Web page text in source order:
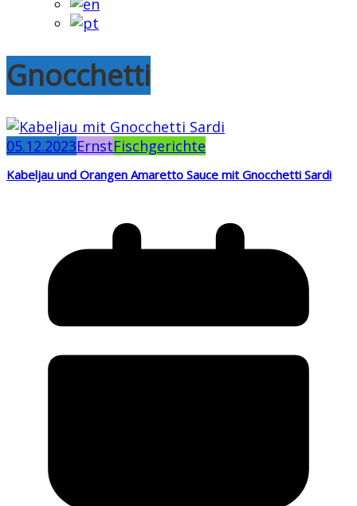
Gnocchetti
05.12.2023ErnstFischgerichte
Kabeljau und Orangen Amaretto Sauce mit Gnocchetti Sardi